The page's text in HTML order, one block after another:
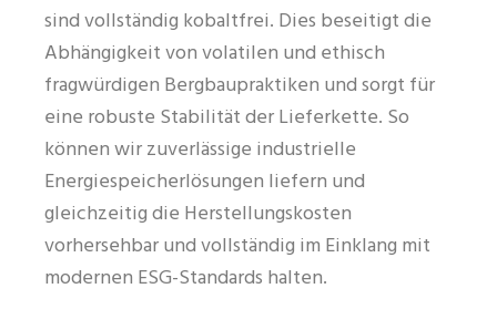
sind vollständig kobaltfrei. Dies beseitigt die
Abhängigkeit von volatilen und ethisch
fragwürdigen Bergbaupraktiken und sorgt für
eine robuste Stabilität der Lieferkette. So
können wir zuverlässige industrielle
Energiespeicherlösungen liefern und
gleichzeitig die Herstellungskosten
vorhersehbar und vollständig im Einklang mit
modernen ESG-Standards halten.